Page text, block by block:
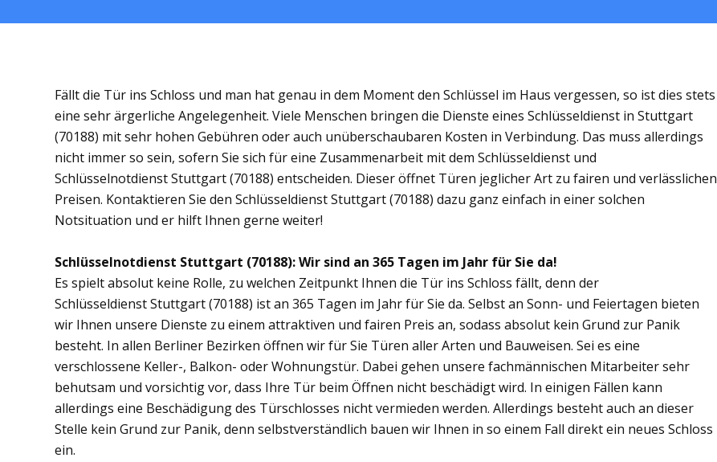
Fällt die Tür ins Schloss und man hat genau in dem Moment den Schlüssel im Haus vergessen, so ist dies stets
eine sehr ärgerliche Angelegenheit. Viele Menschen bringen die Dienste eines Schlüsseldienst in Stuttgart
(70188) mit sehr hohen Gebühren oder auch unüberschaubaren Kosten in Verbindung. Das muss allerdings
nicht immer so sein, sofern Sie sich für eine Zusammenarbeit mit dem Schlüsseldienst und
Schlüsselnotdienst Stuttgart (70188) entscheiden. Dieser öffnet Türen jeglicher Art zu fairen und verlässlichen
Preisen. Kontaktieren Sie den Schlüsseldienst Stuttgart (70188) dazu ganz einfach in einer solchen
Notsituation und er hilft Ihnen gerne weiter!
Schlüsselnotdienst Stuttgart (70188): Wir sind an 365 Tagen im Jahr für Sie da!
Es spielt absolut keine Rolle, zu welchen Zeitpunkt Ihnen die Tür ins Schloss fällt, denn der
Schlüsseldienst Stuttgart (70188) ist an 365 Tagen im Jahr für Sie da. Selbst an Sonn- und Feiertagen bieten
wir Ihnen unsere Dienste zu einem attraktiven und fairen Preis an, sodass absolut kein Grund zur Panik
besteht. In allen Berliner Bezirken öffnen wir für Sie Türen aller Arten und Bauweisen. Sei es eine
verschlossene Keller-, Balkon- oder Wohnungstür. Dabei gehen unsere fachmännischen Mitarbeiter sehr
behutsam und vorsichtig vor, dass Ihre Tür beim Öffnen nicht beschädigt wird. In einigen Fällen kann
allerdings eine Beschädigung des Türschlosses nicht vermieden werden. Allerdings besteht auch an dieser
Stelle kein Grund zur Panik, denn selbstverständlich bauen wir Ihnen in so einem Fall direkt ein neues Schloss
ein.